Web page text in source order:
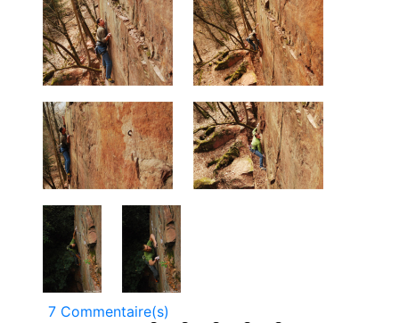
7 Commentaire(s)